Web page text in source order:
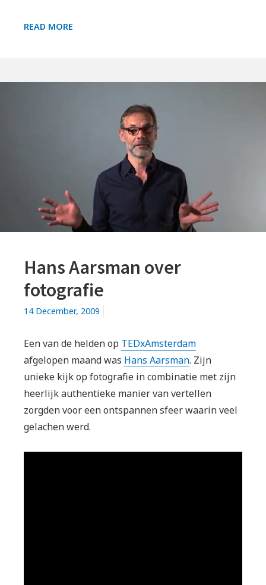
READ MORE
TEDX
Hans Aarsman over
fotografie
14 December, 2009
Een van de helden op TEDxAmsterdam
afgelopen maand was Hans Aarsman. Zijn
unieke kijk op fotografie in combinatie met zijn
heerlijk authentieke manier van vertellen
zorgden voor een ontspannen sfeer waarin veel
gelachen werd.